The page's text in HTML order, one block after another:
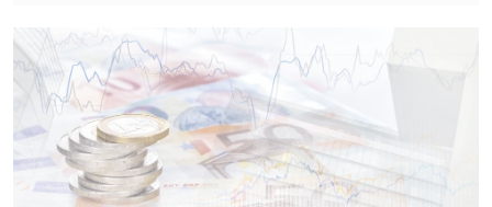
Ablauf:
Typ:
HTTP-Cookie
__Secure-YEC
Anbieter:
youtube.com